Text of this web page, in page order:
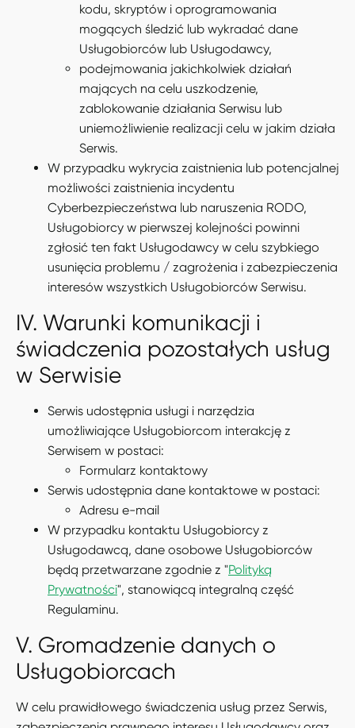
kodu, skryptów i oprogramowania
mogących śledzić lub wykradać dane
Usługobiorców lub Usługodawcy,
podejmowania jakichkolwiek działań
mających na celu uszkodzenie,
zablokowanie działania Serwisu lub
uniemożliwienie realizacji celu w jakim działa
Serwis.
W przypadku wykrycia zaistnienia lub potencjalnej
możliwości zaistnienia incydentu
Cyberbezpieczeństwa lub naruszenia RODO,
Usługobiorcy w pierwszej kolejności powinni
zgłosić ten fakt Usługodawcy w celu szybkiego
usunięcia problemu / zagrożenia i zabezpieczenia
interesów wszystkich Usługobiorców Serwisu.
IV. Warunki komunikacji i
świadczenia pozostałych usług
w Serwisie
Serwis udostępnia usługi i narzędzia
umożliwiające Usługobiorcom interakcję z
Serwisem w postaci:
Formularz kontaktowy
Serwis udostępnia dane kontaktowe w postaci:
Adresu e-mail
W przypadku kontaktu Usługobiorcy z
Usługodawcą, dane osobowe Usługobiorców
będą przetwarzane zgodnie z "Polityką
Prywatności", stanowiącą integralną część
Regulaminu.
V. Gromadzenie danych o
Usługobiorcach
W celu prawidłowego świadczenia usług przez Serwis,